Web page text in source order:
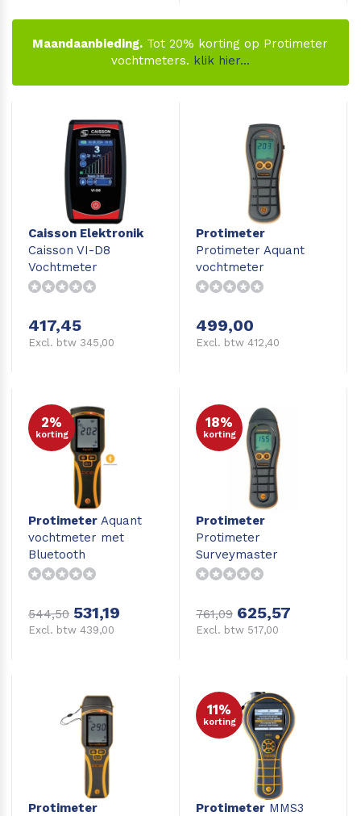
Caisson Elektronik
Caisson VI-D8
Vochtmeter
417,45
Excl. btw 345,00
Protimeter
Protimeter Aquant
vochtmeter
499,00
Excl. btw 412,40
2%
korting
Protimeter Aquant
vochtmeter met
Bluetooth
544,50 531,19
Excl. btw 439,00
18%
korting
Protimeter
Protimeter
Surveymaster
vochtmeter hout,
wanden
761,09 625,57
Excl. btw 517,00
Protimeter
11%
korting
Protimeter MMS3
Maandaanbieding. Tot 20% korting op Protimeter
vochtmeters. klik hier...